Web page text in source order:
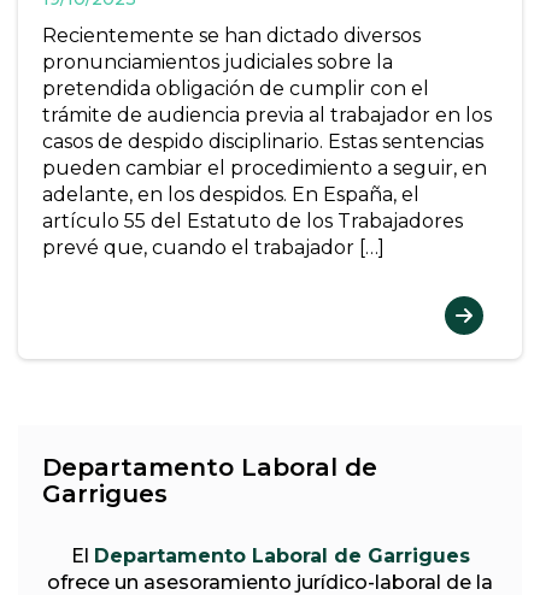
Recientemente se han dictado diversos
pronunciamientos judiciales sobre la
pretendida obligación de cumplir con el
trámite de audiencia previa al trabajador en los
casos de despido disciplinario. Estas sentencias
pueden cambiar el procedimiento a seguir, en
adelante, en los despidos. En España, el
artículo 55 del Estatuto de los Trabajadores
prevé que, cuando el trabajador […]
Departamento Laboral de
Garrigues
El Departamento Laboral de Garrigues
ofrece un asesoramiento jurídico-laboral de la